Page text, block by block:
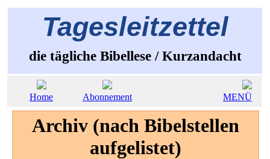
Tagesleitzettel
die tägliche Bibellese / Kurzandacht
Home Abonnement MENÜ
Archiv (nach Bibelstellen
aufgelistet)